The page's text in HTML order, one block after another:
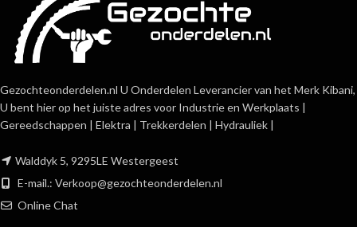
Gezochteonderdelen.nl U Onderdelen Leverancier van het Merk Kibani,
U bent hier op het juiste adres voor Industrie en Werkplaats |
Gereedschappen | Elektra | Trekkerdelen | Hydrauliek |
Walddyk 5, 9295LE Westergeest
E-mail.: Verkoop@gezochteonderdelen.nl
Online Chat